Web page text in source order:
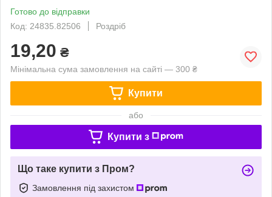
Готово до відправки
Код: 24835.82506
Роздріб
19,20 ₴
Мінімальна сума замовлення на сайті — 300 ₴
Купити
або
Купити з
Що таке купити з Пром?
Замовлення під захистом